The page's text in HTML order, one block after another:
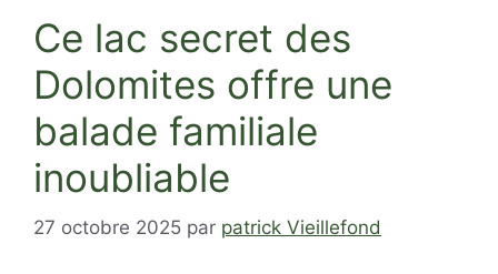
Ce lac secret des
Dolomites offre une
balade familiale
inoubliable
27 octobre 2025 par patrick Vieillefond